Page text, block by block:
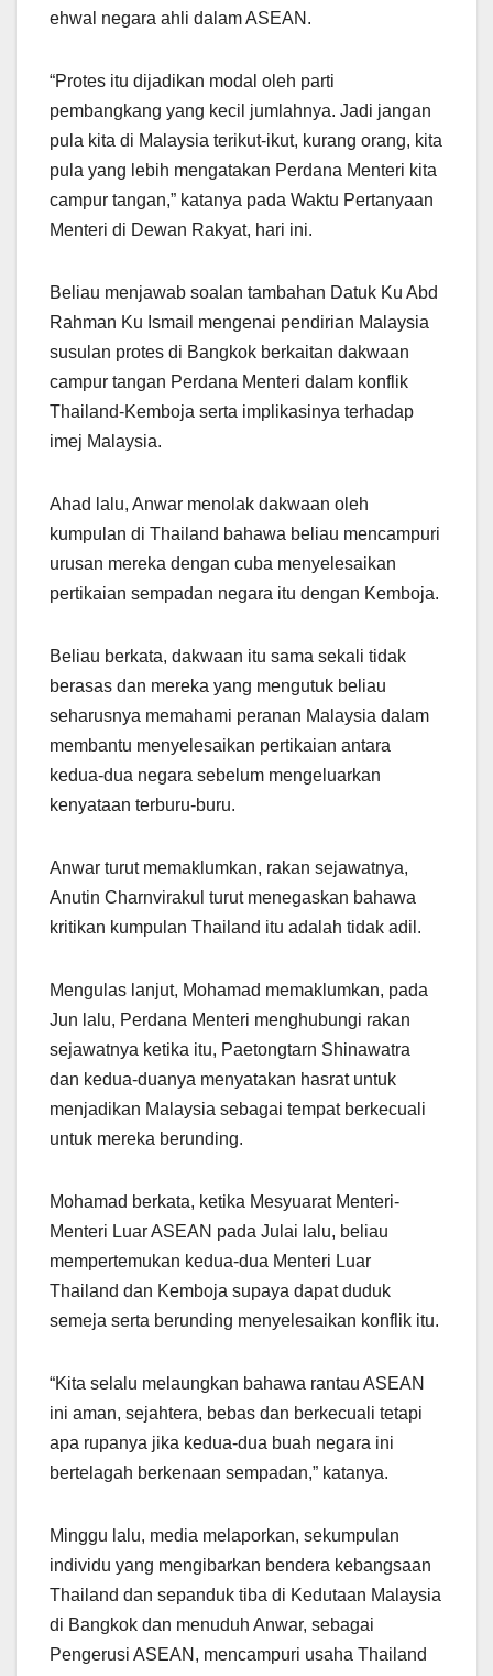
ehwal negara ahli dalam ASEAN.
“Protes itu dijadikan modal oleh parti
pembangkang yang kecil jumlahnya. Jadi jangan
pula kita di Malaysia terikut-ikut, kurang orang, kita
pula yang lebih mengatakan Perdana Menteri kita
campur tangan,” katanya pada Waktu Pertanyaan
Menteri di Dewan Rakyat, hari ini.
Beliau menjawab soalan tambahan Datuk Ku Abd
Rahman Ku Ismail mengenai pendirian Malaysia
susulan protes di Bangkok berkaitan dakwaan
campur tangan Perdana Menteri dalam konflik
Thailand-Kemboja serta implikasinya terhadap
imej Malaysia.
Ahad lalu, Anwar menolak dakwaan oleh
kumpulan di Thailand bahawa beliau mencampuri
urusan mereka dengan cuba menyelesaikan
pertikaian sempadan negara itu dengan Kemboja.
Beliau berkata, dakwaan itu sama sekali tidak
berasas dan mereka yang mengutuk beliau
seharusnya memahami peranan Malaysia dalam
membantu menyelesaikan pertikaian antara
kedua-dua negara sebelum mengeluarkan
kenyataan terburu-buru.
Anwar turut memaklumkan, rakan sejawatnya,
Anutin Charnvirakul turut menegaskan bahawa
kritikan kumpulan Thailand itu adalah tidak adil.
Mengulas lanjut, Mohamad memaklumkan, pada
Jun lalu, Perdana Menteri menghubungi rakan
sejawatnya ketika itu, Paetongtarn Shinawatra
dan kedua-duanya menyatakan hasrat untuk
menjadikan Malaysia sebagai tempat berkecuali
untuk mereka berunding.
Mohamad berkata, ketika Mesyuarat Menteri-
Menteri Luar ASEAN pada Julai lalu, beliau
mempertemukan kedua-dua Menteri Luar
Thailand dan Kemboja supaya dapat duduk
semeja serta berunding menyelesaikan konflik itu.
“Kita selalu melaungkan bahawa rantau ASEAN
ini aman, sejahtera, bebas dan berkecuali tetapi
apa rupanya jika kedua-dua buah negara ini
bertelagah berkenaan sempadan,” katanya.
Minggu lalu, media melaporkan, sekumpulan
individu yang mengibarkan bendera kebangsaan
Thailand dan sepanduk tiba di Kedutaan Malaysia
di Bangkok dan menuduh Anwar, sebagai
Pengerusi ASEAN, mencampuri usaha Thailand